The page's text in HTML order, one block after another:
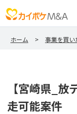
ホーム 事業を買い
【宮崎県_
走可能案件